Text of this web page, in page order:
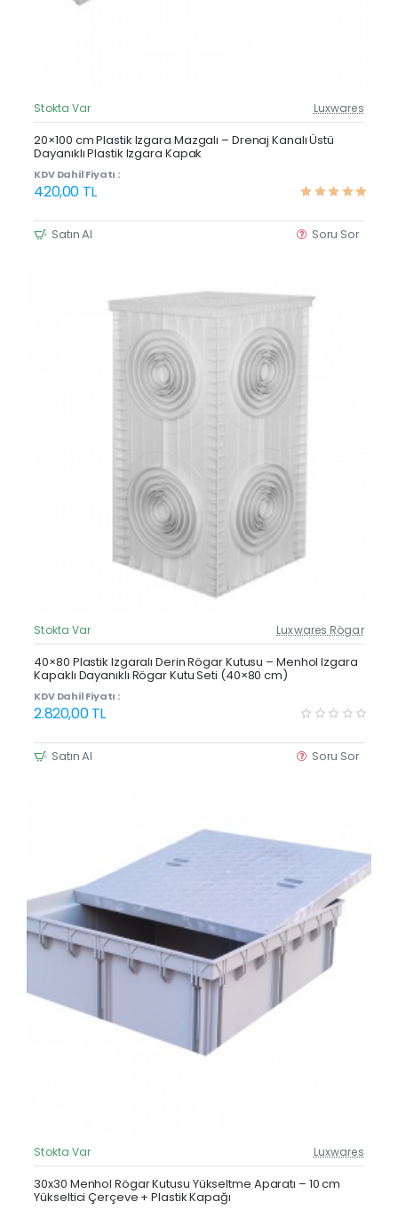
Güncel Fiyat
Yeni Ürün
Stokta Var Luxwares
20×100 cm Plastik Izgara Mazgalı – Drenaj Kanalı Üstü
Dayanıklı Plastik Izgara Kapak
KDV Dahil Fiyatı :
420,00 TL
Satın Al Soru Sor
Güncel Fiyat
Yeni Ürün
Stokta Var Luxwares Rögar
40×80 Plastik Izgaralı Derin Rögar Kutusu – Menhol Izgara
Kapaklı Dayanıklı Rögar Kutu Seti (40×80 cm)
KDV Dahil Fiyatı :
2.820,00 TL
Satın Al Soru Sor
Güncel Fiyat
Yeni Ürün
Stokta Var Luxwares
30x30 Menhol Rögar Kutusu Yükseltme Aparatı – 10 cm
Yükseltici Çerçeve + Plastik Kapağı